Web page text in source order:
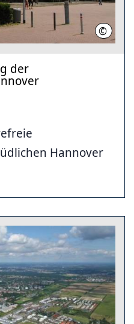
© LHH
der
Hannover